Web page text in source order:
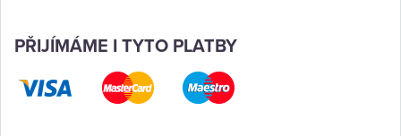
PŘIJÍMÁME I TYTO PLATBY